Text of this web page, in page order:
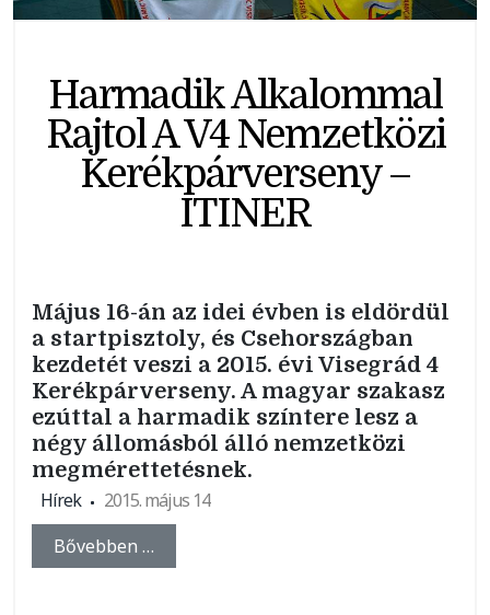
Harmadik Alkalommal
Rajtol A V4 Nemzetközi
Kerékpárverseny –
ITINER
Május 16-án az idei évben is eldördül
a startpisztoly, és Csehországban
kezdetét veszi a 2015. évi Visegrád 4
Kerékpárverseny. A magyar szakasz
ezúttal a harmadik színtere lesz a
négy állomásból álló nemzetközi
megmérettetésnek.
Hírek
2015. május 14
Bővebben …